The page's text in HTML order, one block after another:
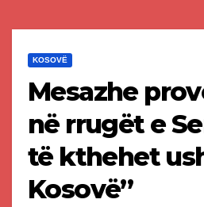
KOSOVË
Mesazhe
në rrugët e
të kthehet
Kosovë”